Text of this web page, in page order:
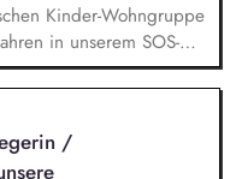
Kinder-Wohngruppe
in unserem SOS-
Zuhause. In
organisieren Sie mit
mit allem, was ein
für die Kinder eine
/